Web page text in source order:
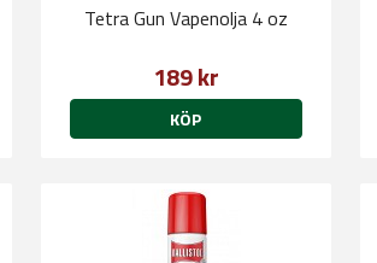
Tetra Gun Vapenolja 4 oz
189 kr
KÖP